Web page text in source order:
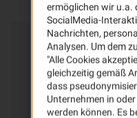
In unserem Service-
Ihren Vertrag, die
weitere
ermöglichen wir u.a.
SocialMedia-
Nachrichten,
Analysen. Um dem
"Alle Cookies
gleichzeitig gemäß
dass
Unternehmen in
werden können. Es